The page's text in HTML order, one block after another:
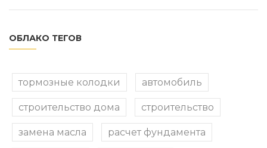
ОБЛАКО ТЕГОВ
тормозные колодки автомобиль
строительство дома строительство
замена масла расчет фундамента